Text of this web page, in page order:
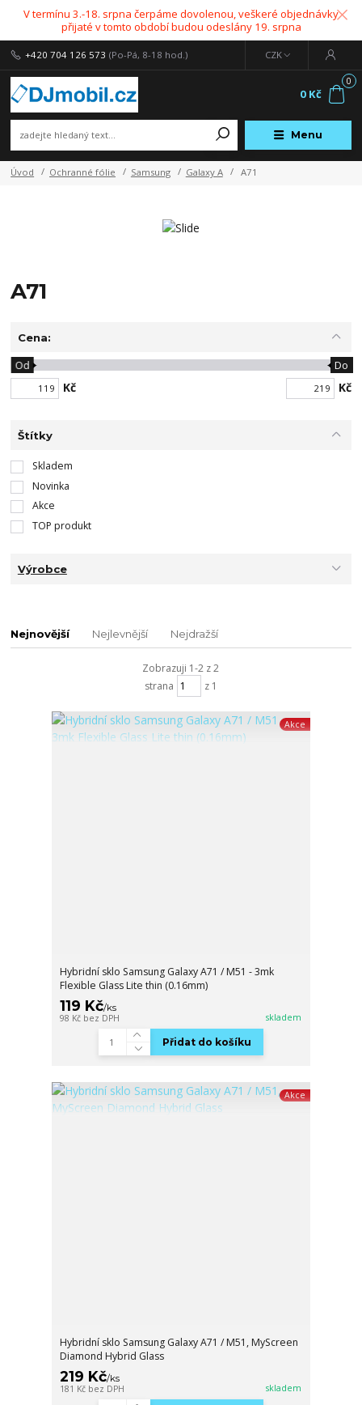
V termínu 3.-18. srpna čerpáme dovolenou, veškeré objednávky
přijaté v tomto období budou odeslány 19. srpna
Menu
CZK
+420 704 126 573 (Po-Pá, 8-18 hod.)
0
0 Kč
Úvod Ochranné fólie Samsung Galaxy A A71
A71
Cena:
Kč
Od Do
Kč
Štítky
Skladem
Novinka
Akce
TOP produkt
Výrobce
Nejnovější Nejlevnější Nejdražší
Zobrazuji 1-2 z 2
strana
z 1
Akce
Hybridní sklo Samsung Galaxy A71 / M51 - 3mk
Flexible Glass Lite thin (0.16mm)
119 Kč/ks
98 Kč bez DPH skladem
Přidat do košíku
Akce
Hybridní sklo Samsung Galaxy A71 / M51, MyScreen
Diamond Hybrid Glass
219 Kč/ks
181 Kč bez DPH skladem